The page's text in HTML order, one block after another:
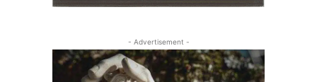
- Advertisement -